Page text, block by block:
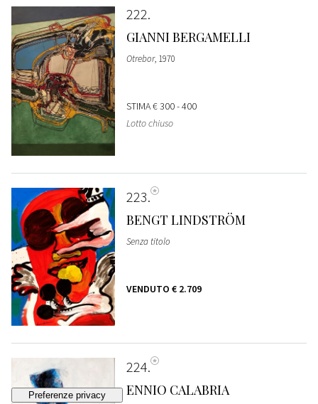
222
GIANNI BERGAMELLI
Otrebor, 1970
STIMA€ 300 - 400
Lotto chiuso
223
BENGT LINDSTRÖM
Senza titolo
VENDUTO € 2.709
224
ENNIO CALABRIA